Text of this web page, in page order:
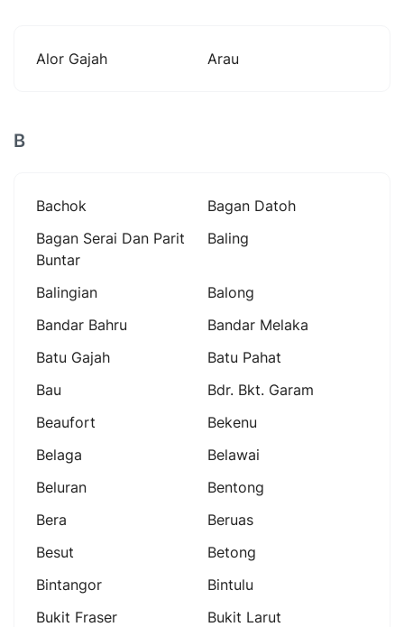
Alor Gajah Arau
B
Bachok
Bagan Datoh
Bagan Serai Dan Parit
Buntar
Baling
Balingian
Balong
Bandar Bahru
Bandar Melaka
Batu Gajah
Batu Pahat
Bau
Bdr. Bkt. Garam
Beaufort
Bekenu
Belaga
Belawai
Beluran
Bentong
Bera
Beruas
Besut
Betong
Bintangor
Bintulu
Bukit Fraser
Bukit Larut